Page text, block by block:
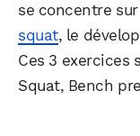
se concentre
squat, le
Ces 3 exercices
Squat, Bench